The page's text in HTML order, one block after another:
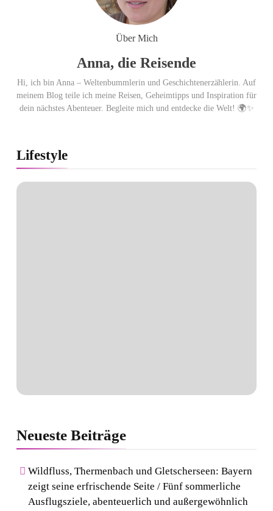
Ägypten erleben mit Builder
Travel: sicher, persönlich und gut
begleitetÜber Mich
Anna, die Reisende
Hi, ich bin Anna – Weltenbummlerin und Geschichtenerzählerin. Auf
meinem Blog teile ich meine Reisen, Geheimtipps und Inspiration für
dein nächstes Abenteuer. Begleite mich und entdecke die Welt! 🌍✨
Lifestyle
Neueste Beiträge
Wildfluss, Thermenbach und Gletscherseen: Bayern
zeigt seine erfrischende Seite / Fünf sommerliche
Ausflugsziele, abenteuerlich und außergewöhnlich